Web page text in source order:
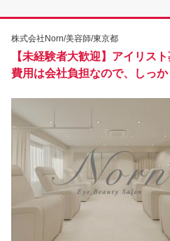
株式会社Norn/美容師/東京都
【未経験者大歓迎】アイリス
費用は会社負担なので、しっ